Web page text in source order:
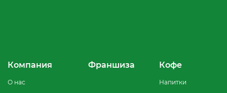
Компания
О нас
Кофе
Напитки
Франшиза